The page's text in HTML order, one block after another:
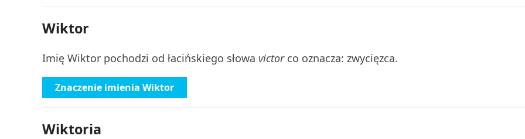
Wiktor
Imię Wiktor pochodzi od łacińskiego słowa victorco oznacza: zwycięzca.
Znaczenie imienia Wiktor
Wiktoria